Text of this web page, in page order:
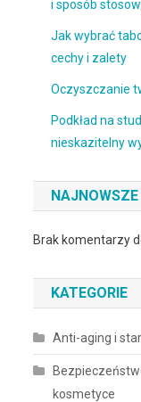
i sposób
Jak wybrać
cechy i zalety
Oczyszczanie
Podkład na
nieskazitelny
Brak komentarzy
KATEGORIE
Anti-aging i
kosmetyce